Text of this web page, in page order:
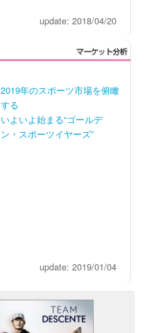
update: 2018/04/20
2019年のスポーツ市場を俯瞰
する
いよいよ始まる“ゴールデ
ン・スポーツイヤーズ”
update: 2019/01/04